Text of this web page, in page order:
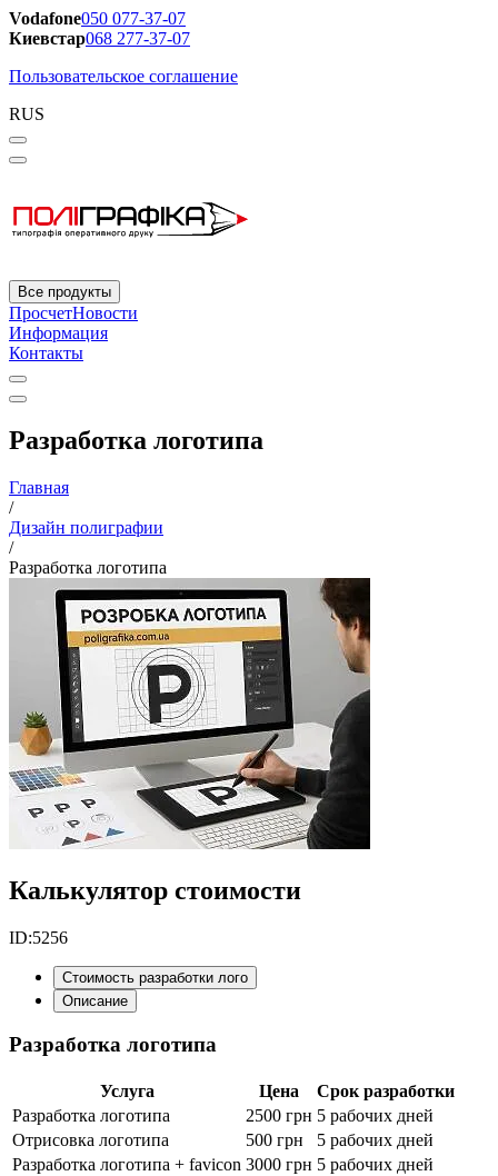
Vodafone050 077-37-07
Киевстар068 277-37-07
Пользовательское соглашение
RUS
Все продукты
ПросчетНовости
Информация
Контакты
Разработка логотипа
Главная
/
Дизайн полиграфии
/
Разработка логотипа
Калькулятор стоимости
ID:5256
Стоимость разработки лого
Описание
Разработка логотипа
Услуга Цена
Срок разработки
Разработка логотипа
2500 грн 5 рабочих дней
Отрисовка логотипа
500 грн
5 рабочих дней
Разработка логотипа + favicon 3000 грн 5 рабочих дней